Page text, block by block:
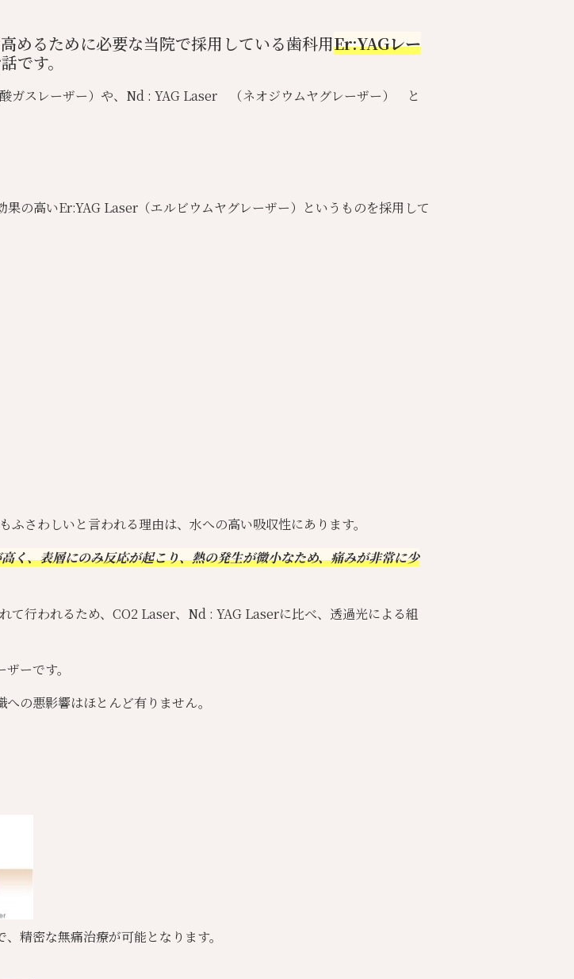
めるために必要な当院で採用している歯科用Er:YAGレー
です。
スレーザー）や、 Nd : YAG Laser （ネオジウムヤグレーザー） と
の高いEr:YAG Laser（エルビウムヤグレーザー）というものを採用して
さわしいと言われる理由は、水への高い吸収性にあります。
く、表層にのみ反応が起こり、熱の発生が微小なため、痛みが非常に少
て行われるため、CO2 Laser、Nd : YAG Laserに比べ、透過光による組
ーです。
の悪影響はほとんど有りません。
精密な無痛治療が可能となります。